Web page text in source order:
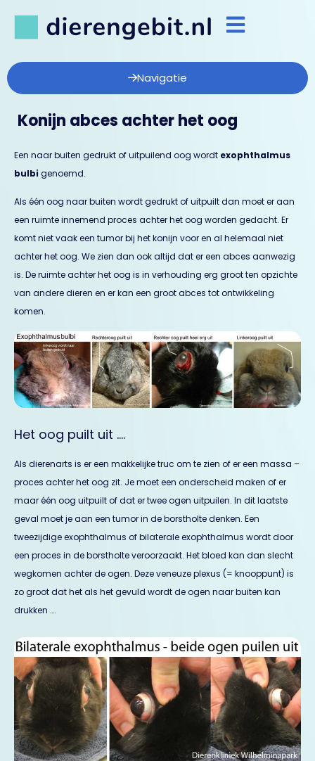
Navigatie
Konijn abces achter het oog
Een naar buiten gedrukt of uitpuilend oog wordt exophthalmus
bulbi genoemd.
Als één oog naar buiten wordt gedrukt of uitpuilt dan moet er aan
een ruimte innemend proces achter het oog worden gedacht. Er
komt niet vaak een tumor bij het konijn voor en al helemaal niet
achter het oog. We zien dan ook altijd dat er een abces aanwezig
is. De ruimte achter het oog is in verhouding erg groot ten opzichte
van andere dieren en er kan een groot abces tot ontwikkeling
komen.
Het oog puilt uit ….
Als dierenarts is er een makkelijke truc om te zien of er een massa –
proces achter het oog zit. Je moet een onderscheid maken of er
maar één oog uitpuilt of dat er twee ogen uitpuilen. In dit laatste
geval moet je aan een tumor in de borstholte denken. Een
tweezijdige exophthalmus of bilaterale exophthalmus wordt door
een proces in de borstholte veroorzaakt. Het bloed kan dan slecht
wegkomen achter de ogen. Deze veneuze plexus (= knooppunt) is
zo groot dat het als het gevuld wordt de ogen naar buiten kan
drukken ….